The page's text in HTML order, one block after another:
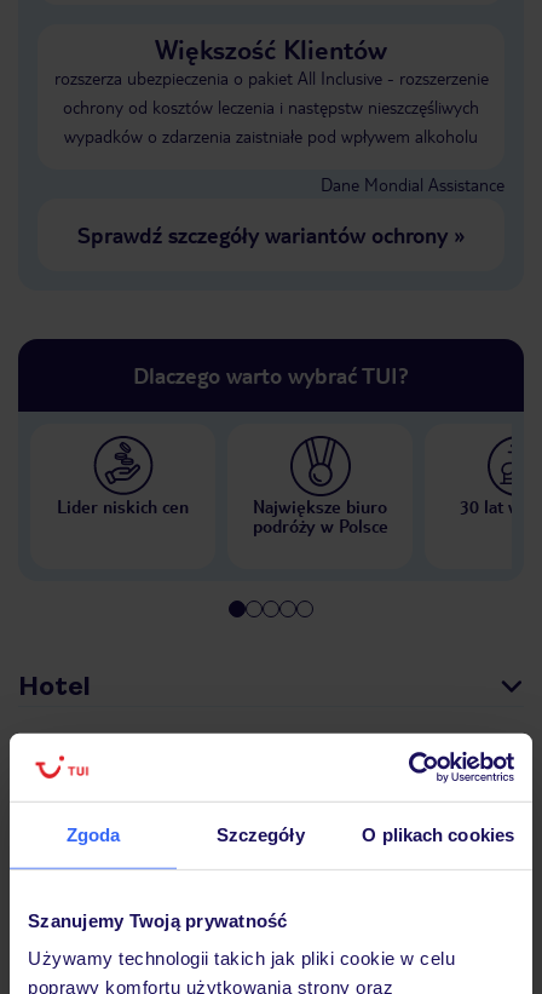
Zgoda Szczegóły O plikach cookies
Szanujemy Twoją prywatność
Używamy technologii takich jak pliki cookie w celu
poprawy komfortu użytkowania strony oraz
Większość Klientów
rozszerza ubezpieczenia o pakiet All Inclusive - rozszerzenie
ochrony od kosztów leczenia i następstw nieszczęśliwych
wypadków o zdarzenia zaistniałe pod wpływem alkoholu
Dane Mondial Assistance
Sprawdź szczegóły wariantów ochrony»
Dlaczego warto wybrać TUI?
Lider niskich cen
Największe biuro
podróży w Polsce
30 lat w
Hotel
Opinie
Pokoje
Wyżywienie